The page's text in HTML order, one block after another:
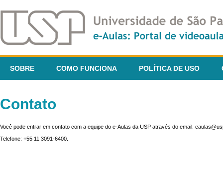
SOBRE COMO FUNCIONA POLÍTICA DE USO
Contato
Você pode entrar em contato com a equipe do e-Aulas da USP através do email:
Telefone: +55 11 3091-6400.